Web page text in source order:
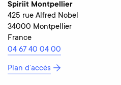
Spiriit Montpellier
425 rue Alfred Nobel
34000 Montpellier
France
04 67 40 04 00
Plan d’accès